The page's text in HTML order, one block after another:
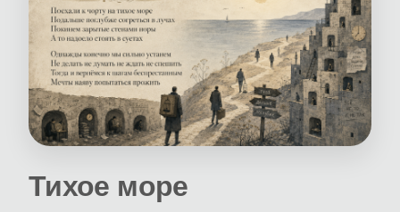
Тихое море